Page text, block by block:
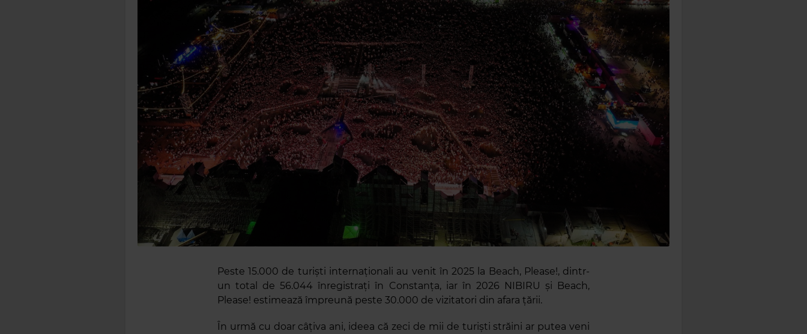
Peste 15.000 de turiști internaționali au venit în 2025 la Beach, Please!, dintr-
un total de 56.044 înregistrați în Constanța, iar în 2026 NIBIRU și Beach,
Please! estimează împreună peste 30.000 de vizitatori din afara țării.
În urmă cu doar câțiva ani, ideea că zeci de mii de turiști străini ar putea veni